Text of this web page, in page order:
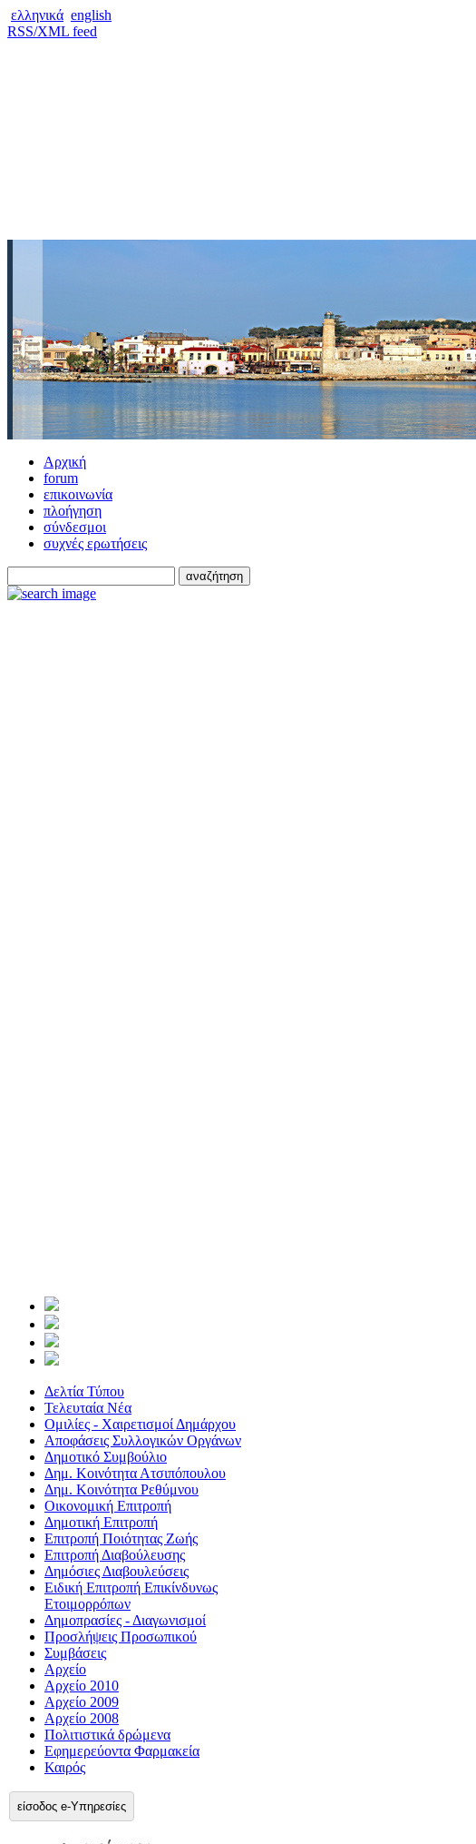
ελληνικά english
RSS/XML feed
Αρχική
forum
επικοινωνία
πλοήγηση
σύνδεσμοι
συχνές ερωτήσεις
Δελτία Τύπου
Τελευταία Νέα
Ομιλίες - Χαιρετισμοί Δημάρχου
Αποφάσεις Συλλογικών Οργάνων
Δημοτικό Συμβούλιο
Δημ. Κοινότητα Ατσιπόπουλου
Δημ. Κοινότητα Ρεθύμνου
Οικονομική Επιτροπή
Δημοτική Επιτροπή
Επιτροπή Ποιότητας Ζωής
Επιτροπή Διαβούλευσης
Δημόσιες Διαβουλεύσεις
Ειδική Επιτροπή Επικίνδυνως
Ετοιμορρόπων
Δημοπρασίες - Διαγωνισμοί
Προσλήψεις Προσωπικού
Συμβάσεις
Αρχείο
Αρχείο 2010
Αρχείο 2009
Αρχείο 2008
Πολιτιστικά δρώμενα
Εφημερεύοντα Φαρμακεία
Καιρός
είσοδος e-Υπηρεσίες